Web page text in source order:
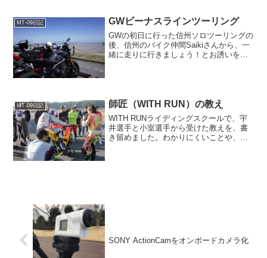
MT-09日記 GWビーナスラインツーリング
GWの初日に行った信州ソロツーリングの
後、信州のバイク仲間Saikiさんから、一
緒に走りに行きましょう！とお誘いを受
MT-09日記 師匠（WITH RUN）の教え
WITH RUNライディングスクールで、宇
井選手と小室選手から受けた教えを、書
き留めました。わかりにくいことや、意
SONY ActionCamをオンボードカメラ化